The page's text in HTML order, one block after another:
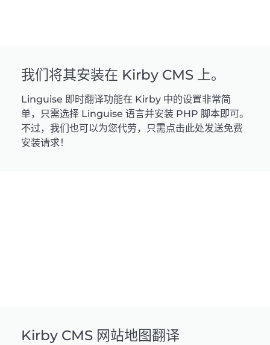
我们将其安装在 Kirby CMS 上。
Linguise 即时翻译功能在 Kirby 中的设置非常简
单，只需选择 Linguise 语言并安装 PHP 脚本即可。
不过，我们也可以为您代劳，只需点击此处发送免费
安装请求！
Kirby CMS 网站地图翻译